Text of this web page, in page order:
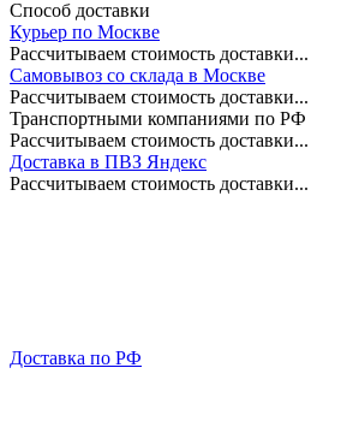
Способ доставки
Курьер по Москве
Рассчитываем стоимость доставки...
Самовывоз со склада в Москве
Рассчитываем стоимость доставки...
Транспортными компаниями по РФ
Рассчитываем стоимость доставки...
Доставка в ПВЗ Яндекс
Рассчитываем стоимость доставки...
Доставка по РФ